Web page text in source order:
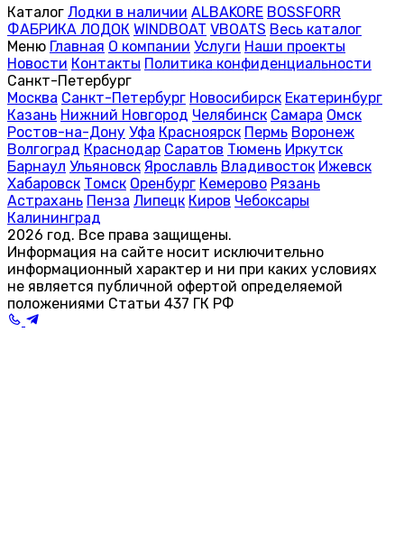
Каталог Лодки в наличии ALBAKORE BOSSFORR
ФАБРИКА ЛОДОК WINDBOAT VBOATS Весь каталог
Меню Главная О компании Услуги Наши проекты
Новости Контакты Политика конфиденциальности
Санкт-Петербург
Москва Санкт-Петербург Новосибирск Екатеринбург
Казань Нижний Новгород Челябинск Самара Омск
Ростов-на-Дону Уфа Красноярск Пермь Воронеж
Волгоград Краснодар Саратов Тюмень Иркутск
Барнаул Ульяновск Ярославль Владивосток Ижевск
Хабаровск Томск Оренбург Кемерово Рязань
Астрахань Пенза Липецк Киров Чебоксары
Калининград
2026 год. Все права защищены.
Информация на сайте носит исключительно
информационный характер и ни при каких условиях
не является публичной офертой определяемой
положениями Статьи 437 ГК РФ